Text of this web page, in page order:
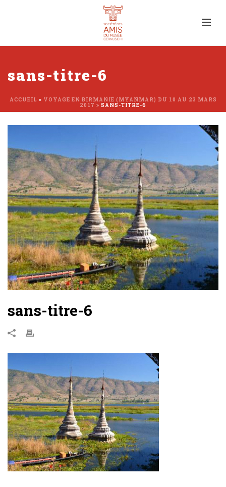
sans-titre-6
ACCUEIL » VOYAGE EN BIRMANIE (MYANMAR) DU 10 AU 23 MARS
2017 » SANS-TITRE-6
sans-titre-6